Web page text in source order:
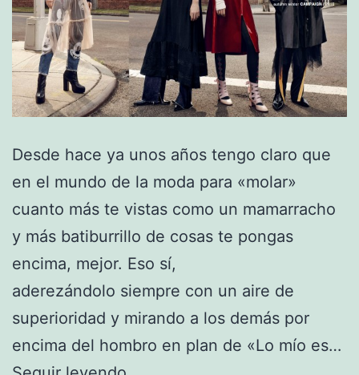
Desde hace ya unos años tengo claro que
en el mundo de la moda para «molar»
cuanto más te vistas como un mamarracho
y más batiburrillo de cosas te pongas
encima, mejor. Eso sí,
aderezándolo siempre con un aire de
superioridad y mirando a los demás por
encima del hombro en plan de «Lo mío es…